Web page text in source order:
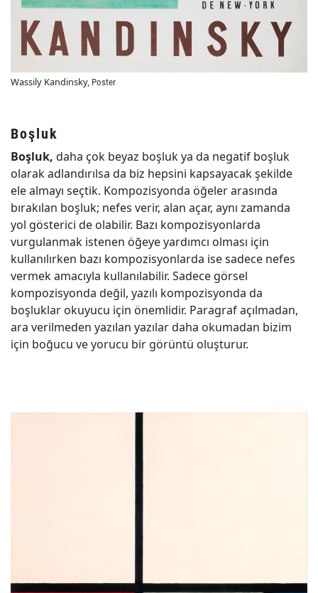
Wassily Kandinsky, Poster
Boşluk
Boşluk, daha çok beyaz boşluk ya da negatif boşluk
olarak adlandırılsa da biz hepsini kapsayacak şekilde
ele almayı seçtik. Kompozisyonda öğeler arasında
bırakılan boşluk; nefes verir, alan açar, aynı zamanda
yol gösterici de olabilir. Bazı kompozisyonlarda
vurgulanmak istenen öğeye yardımcı olması için
kullanılırken bazı kompozisyonlarda ise sadece nefes
vermek amacıyla kullanılabilir. Sadece görsel
kompozisyonda değil, yazılı kompozisyonda da
boşluklar okuyucu için önemlidir. Paragraf açılmadan,
ara verilmeden yazılan yazılar daha okumadan bizim
için boğucu ve yorucu bir görüntü oluşturur.